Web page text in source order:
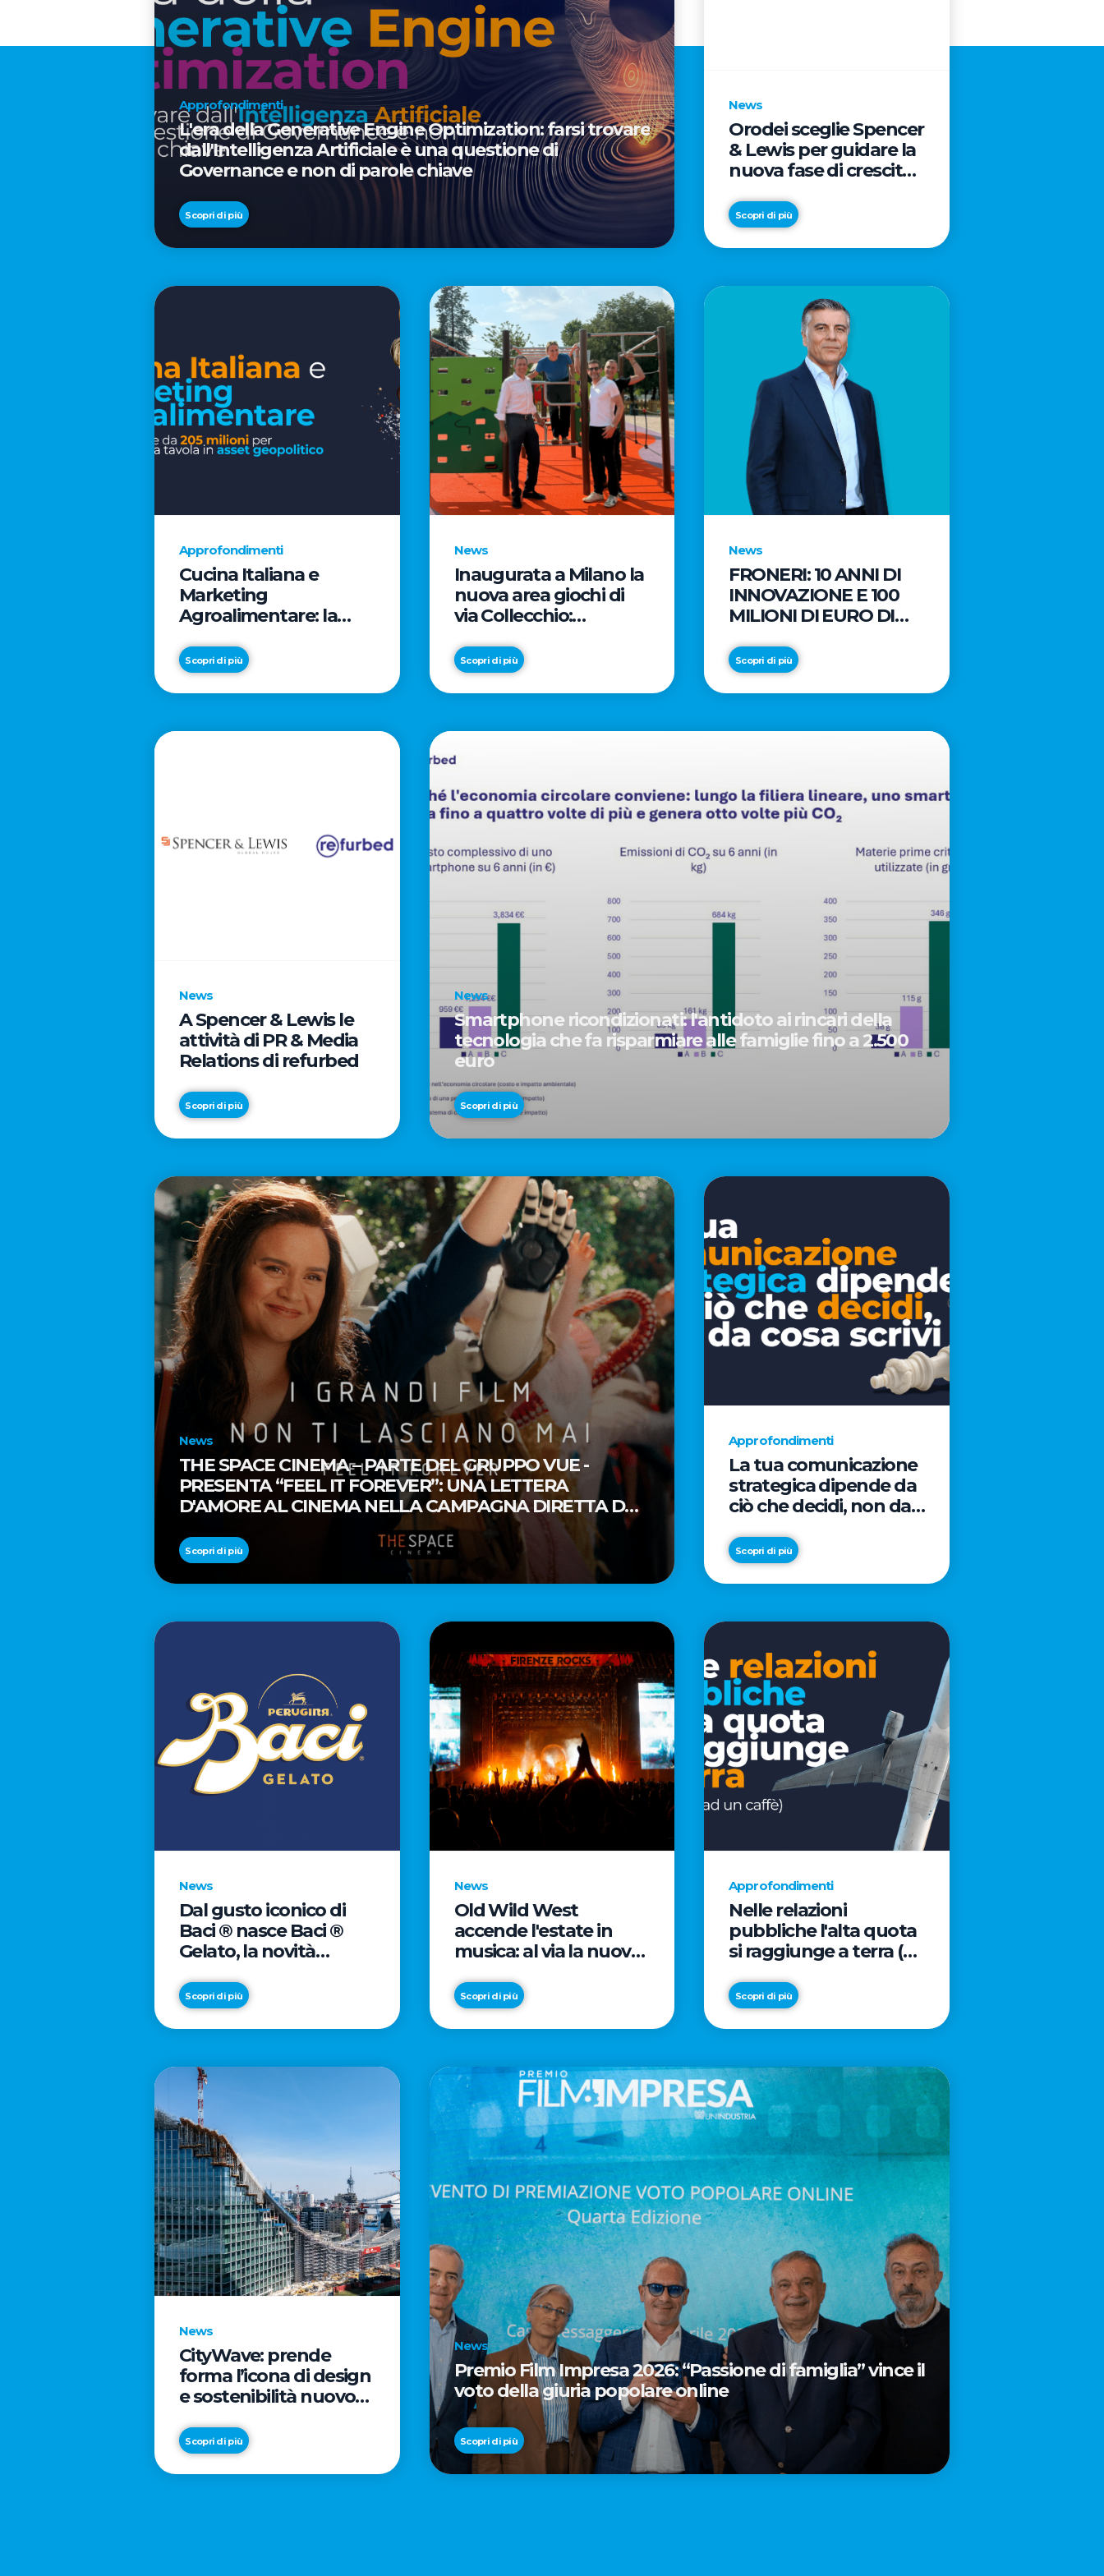
Approfondimenti
L'era della Generative Engine Optimization: farsi trovare
dall'Intelligenza Artificiale è una questione di
Governance e non di parole chiave
Scopri di più
News
Orodei sceglie Spencer
& Lewis per guidare la
nuova fase di crescita
del brand
Scopri di più
Approfondimenti
Cucina Italiana e
Marketing
Agroalimentare: la
milioni per trasformare
la tavola in asset
geopolitico
Scopri di più
News
Inaugurata a Milano la
nuova area giochi di
via Collecchio:
CityLife e
SmartCityLife per gli
spazi pubblici del
Scopri di più
News
FRONERI: 10 ANNI DI
INNOVAZIONE E 100
MILIONI DI EURO DI
PER LO SVILUPPO DEL
MERCATO ITALIANO
DEL GELATO
Scopri di più
News
A Spencer & Lewis le
attività di PR & Media
Relations di refurbed
Scopri di più
News
Smartphone ricondizionati: l'antidoto ai rincari della
tecnologia che fa risparmiare alle famiglie fino a 2.500
euro
Scopri di più
News
THE SPACE CINEMA – PARTE DEL GRUPPO VUE -
PRESENTA “FEEL IT FOREVER”: UNA LETTERA
D'AMORE AL CINEMA NELLA CAMPAGNA DIRETTA DAL
REGISTA PREMIO OSCAR® TAIKA WAITITI
Scopri di più
Approfondimenti
La tua comunicazione
strategica dipende da
ciò che decidi, non da
Scopri di più
News
Dal gusto iconico di
Baci ® nasce Baci ®
Gelato, la novità
Scopri di più
News
Old Wild West
accende l'estate in
musica: al via la nuova
e le prestigiose
partnership con Radio
Italia e Live Nation
Scopri di più
Approfondimenti
Nelle relazioni
pubbliche l'alta quota
si raggiunge a terra (e
Scopri di più
News
CityWave: prende
forma l’icona di design
e sostenibilità nuovo
Scopri di più
News
Premio Film Impresa 2026: “Passione di famiglia” vince il
voto della giuria popolare online
Scopri di più